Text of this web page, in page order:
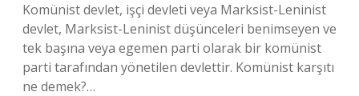
Komünist devlet, işçi devleti veya Marksist-Leninist
devlet, Marksist-Leninist düşünceleri benimseyen ve
tek başına veya egemen parti olarak bir komünist
parti tarafından yönetilen devlettir. Komünist karşıtı
ne demek?…